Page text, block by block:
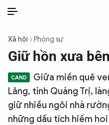
THỜI SỰ
CHỐNG DIỄN BIẾN HÒA BÌNH
CÔNG AN TRONG LÒNG DÂN
Xã hội Phóng sự
Giữ hồn xưa
Giữa miền quê
Lăng, tỉnh Quảng Trị,
giữ nhiều ngôi nhà
những dấu tích hiếm